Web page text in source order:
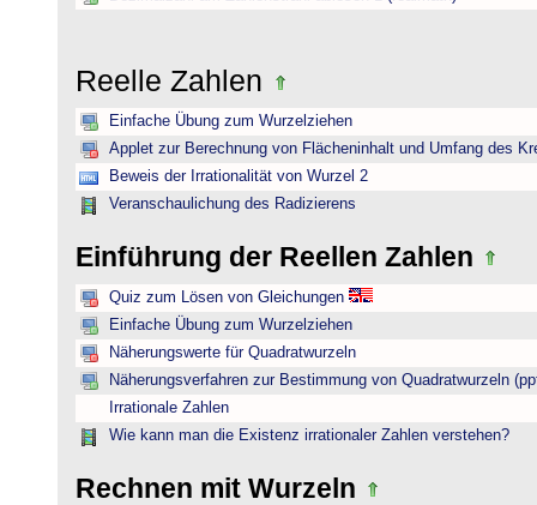
Reelle Zahlen
Einfache Übung zum Wurzelziehen
Applet zur Berechnung von Flächeninhalt und Umfang des
Beweis der Irrationalität von Wurzel 2
Veranschaulichung des Radizierens
Einführung der Reellen Zahlen
Quiz zum Lösen von Gleichungen
Einfache Übung zum Wurzelziehen
Näherungswerte für Quadratwurzeln
Näherungsverfahren zur Bestimmung von Quadratwurzeln
Irrationale Zahlen
Wie kann man die Existenz irrationaler Zahlen verstehen?
Rechnen mit Wurzeln